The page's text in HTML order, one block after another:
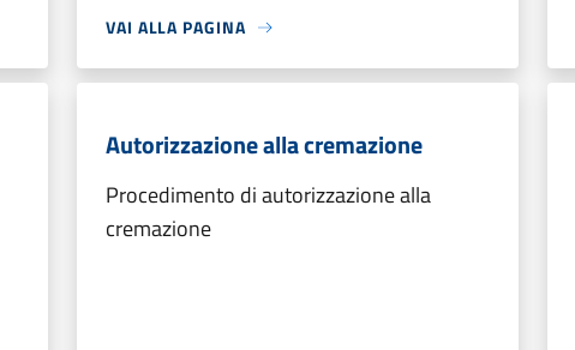
VAI ALLA PAGINA
Autorizzazione alla cremazione
Procedimento di autorizzazione alla
cremazione